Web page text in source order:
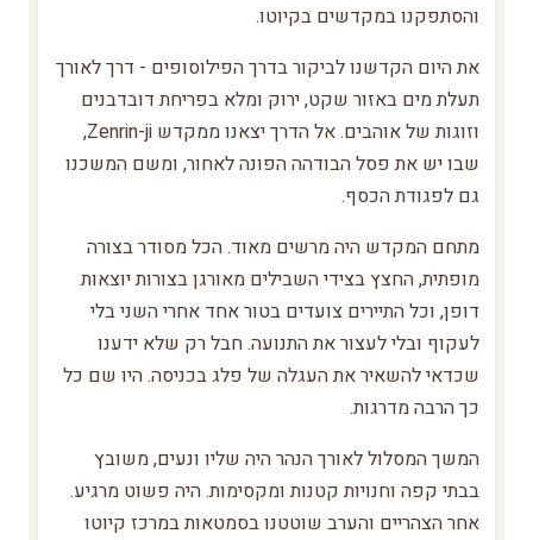
והסתפקנו במקדשים בקיוטו.
את היום הקדשנו לביקור בדרך הפילוסופים - דרך לאורך
תעלת מים באזור שקט, ירוק ומלא בפריחת דובדבנים
וזוגות של אוהבים. אל הדרך יצאנו ממקדש Zenrin-ji,
שבו יש את פסל הבודהה הפונה לאחור, ומשם המשכנו
גם לפגודת הכסף.
מתחם המקדש היה מרשים מאוד. הכל מסודר בצורה
מופתית, החצץ בצידי השבילים מאורגן בצורות יוצאות
דופן, וכל התיירים צועדים בטור אחד אחרי השני בלי
לעקוף ובלי לעצור את התנועה. חבל רק שלא ידענו
שכדאי להשאיר את העגלה של פלג בכניסה. היו שם כל
כך הרבה מדרגות.
המשך המסלול לאורך הנהר היה שליו ונעים, משובץ
בבתי קפה וחנויות קטנות ומקסימות. היה פשוט מרגיע.
אחר הצהריים והערב שוטטנו בסמטאות במרכז קיוטו